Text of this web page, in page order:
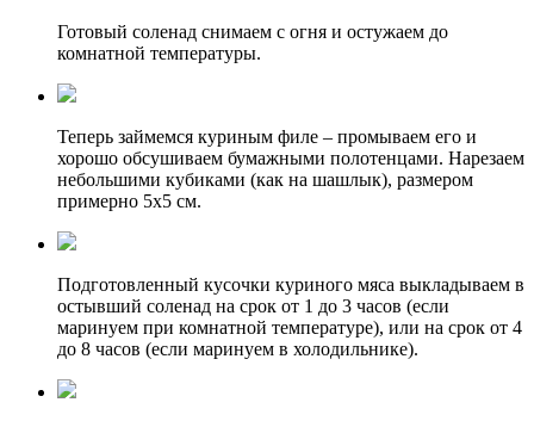
Готовый соленад снимаем с огня и остужаем до
комнатной температуры.
Теперь займемся куриным филе – промываем его и
хорошо обсушиваем бумажными полотенцами. Нарезаем
небольшими кубиками (как на шашлык), размером
примерно 5х5 см.
Подготовленный кусочки куриного мяса выкладываем в
остывший соленад на срок от 1 до 3 часов (если
маринуем при комнатной температуре), или на срок от 4
до 8 часов (если маринуем в холодильнике).